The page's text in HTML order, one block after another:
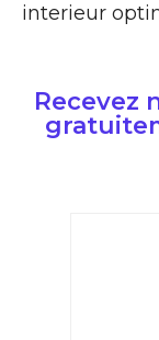
interieur
Recevez